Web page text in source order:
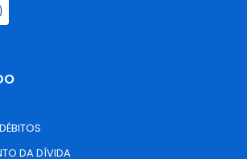
DA DÍVIDA